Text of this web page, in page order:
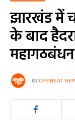
झारखंड में
के बाद
BYOFFBEAT